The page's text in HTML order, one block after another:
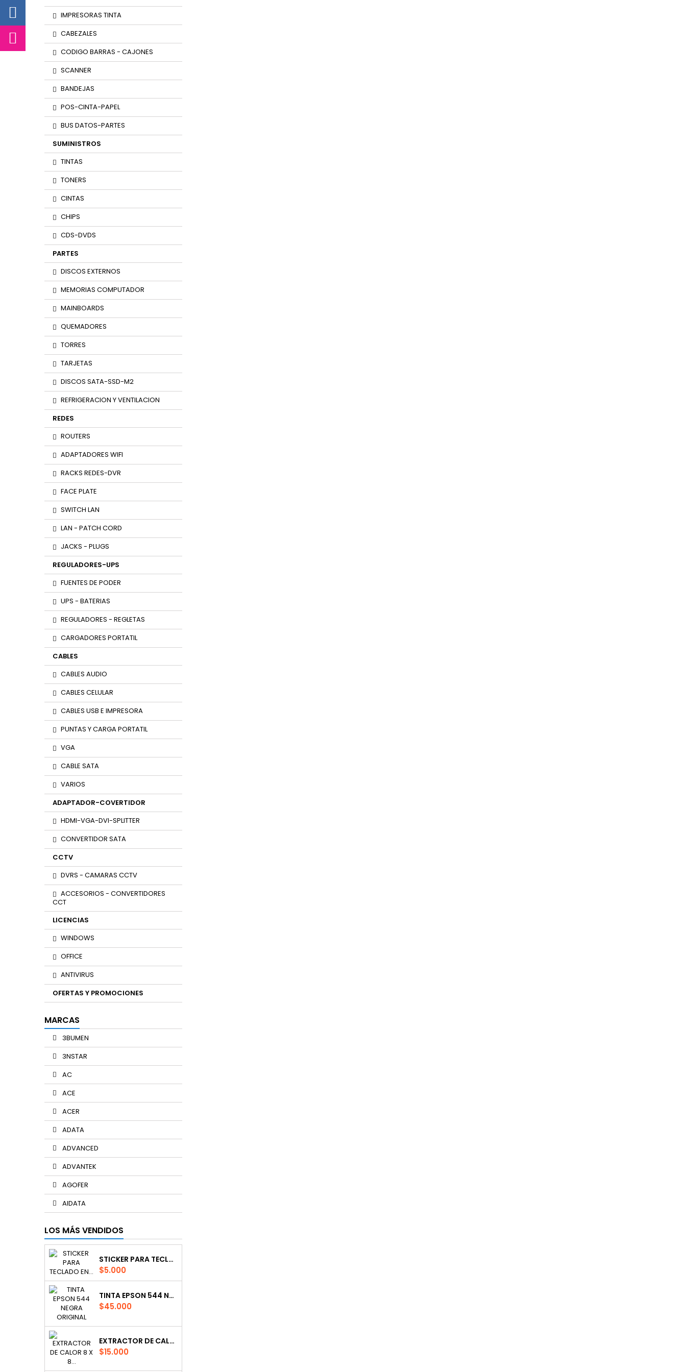
IMPRESORAS TINTA
CABEZALES
CODIGO BARRAS - CAJONES
SCANNER
BANDEJAS
POS-CINTA-PAPEL
BUS DATOS-PARTES
SUMINISTROS
TINTAS
TONERS
CINTAS
CHIPS
CDS-DVDS
PARTES
DISCOS EXTERNOS
MEMORIAS COMPUTADOR
MAINBOARDS
QUEMADORES
TORRES
TARJETAS
DISCOS SATA-SSD-M2
REFRIGERACION Y VENTILACION
REDES
ROUTERS
ADAPTADORES WIFI
RACKS REDES-DVR
FACE PLATE
SWITCH LAN
LAN - PATCH CORD
JACKS - PLUGS
REGULADORES-UPS
FUENTES DE PODER
UPS - BATERIAS
REGULADORES - REGLETAS
CARGADORES PORTATIL
CABLES
CABLES AUDIO
CABLES CELULAR
CABLES USB E IMPRESORA
PUNTAS Y CARGA PORTATIL
VGA
CABLE SATA
VARIOS
ADAPTADOR-COVERTIDOR
HDMI-VGA-DVI-SPLITTER
CONVERTIDOR SATA
CCTV
DVRS - CAMARAS CCTV
ACCESORIOS - CONVERTIDORES
CCT
LICENCIAS
WINDOWS
OFFICE
ANTIVIRUS
OFERTAS Y PROMOCIONES
MARCAS
3BUMEN
3NSTAR
AC
ACE
ACER
ADATA
ADVANCED
ADVANTEK
AGOFER
AIDATA
LOS MÁS VENDIDOS
STICKER PARA TECLADO EN ESPAÑOL
Precio
$5.000
TINTA EPSON 544 NEGRA ORIGINAL
Precio
$45.000
EXTRACTOR DE CALOR 8 X 8 CPG
Precio
$15.000